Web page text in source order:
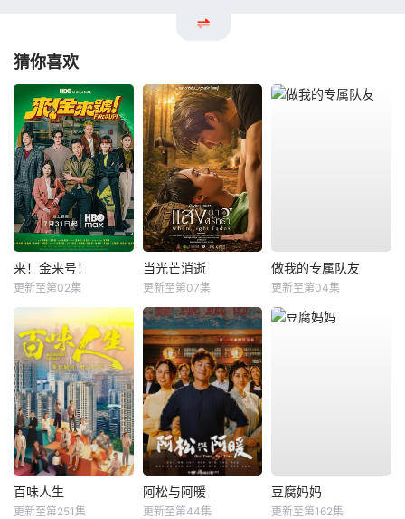
猜你喜欢
来！金来号！
更新至第02集
当光芒消逝
更新至第07集
做我的专属队友
更新至第04集
百味人生
更新至第251集
阿松与阿暖
更新至第44集
豆腐妈妈
更新至第162集